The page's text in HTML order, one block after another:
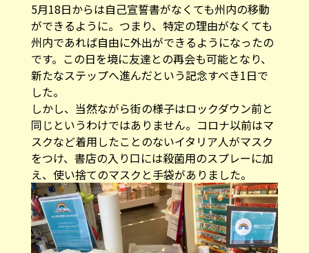
5月18日からは自己宣誓書がなくても州内の移動
ができるように。つまり、特定の理由がなくても
州内であれば自由に外出ができるようになったの
です。この日を境に友達との再会も可能となり、
新たなステップへ進んだという記念すべき1日で
した。
しかし、当然ながら街の様子はロックダウン前と
同じというわけではありません。コロナ以前はマ
スクなど着用したことのないイタリア人がマスク
をつけ、書店の入り口には殺菌用のスプレーに加
え、使い捨てのマスクと手袋がありました。